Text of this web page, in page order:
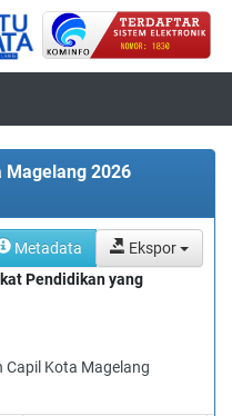
Magelang 2026
Metadata Ekspor
Pendidikan yang
Capil Kota Magelang